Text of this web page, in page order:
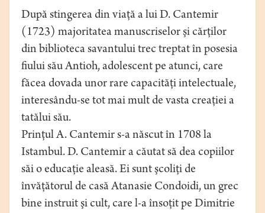
După stingerea din viaţă a lui D. Cantemir
(1723) majoritatea manuscriselor şi cărţilor
din biblioteca savantului trec treptat în posesia
fiului său Antioh, adolescent pe atunci, care
făcea dovada unor rare capacităţi intelectuale,
interesându-se tot mai mult de vasta creaţiei a
tatălui său.
Prinţul A. Cantemir s-a născut în 1708 la
Istambul. D. Cantemir a căutat să dea copiilor
săi o educaţie aleasă. Ei sunt şcoliţi de
învăţătorul de casă Atanasie Condoidi, un grec
bine instruit şi cult, care l-a însoţit pe Dimitrie